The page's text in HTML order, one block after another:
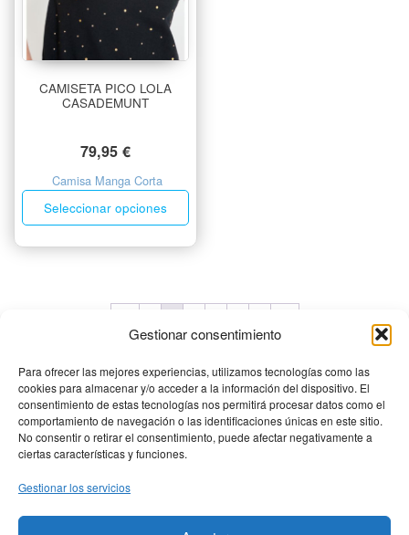
Gestionar consentimiento
Para ofrecer las mejores experiencias, utilizamos tecnologías como las
cookies para almacenar y/o acceder a la información del dispositivo. El
consentimiento de estas tecnologías nos permitirá procesar datos como el
comportamiento de navegación o las identificaciones únicas en este sitio.
No consentir o retirar el consentimiento, puede afectar negativamente a
ciertas características y funciones.
Gestionar los servicios
CAMISETA PICO LOLA
CASADEMUNT
79,95 €
Camisa Manga Corta
Seleccionar opciones